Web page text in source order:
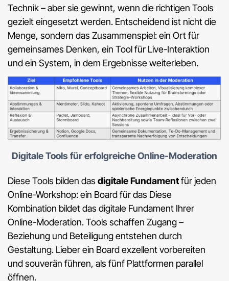
Technik – aber sie gewinnt, wenn die richtigen Tools
gezielt eingesetzt werden. Entscheidend ist nicht die
Menge, sondern das Zusammenspiel: ein Ort für
gemeinsames Denken, ein Tool für Live-Interaktion
und ein System, in dem Ergebnisse weiterleben.
Digitale Tools für erfolgreiche Online-Moderation
Diese Tools bilden das digitale Fundamentfür jeden
Online-Workshop: ein Board für das Diese
Kombination bildet das digitale Fundament Ihrer
Online-Moderation. Tools schaffen Zugang –
Beziehung und Beteiligung entstehen durch
Gestaltung. Lieber ein Board exzellent vorbereiten
und souverän führen, als fünf Plattformen parallel
öffnen.